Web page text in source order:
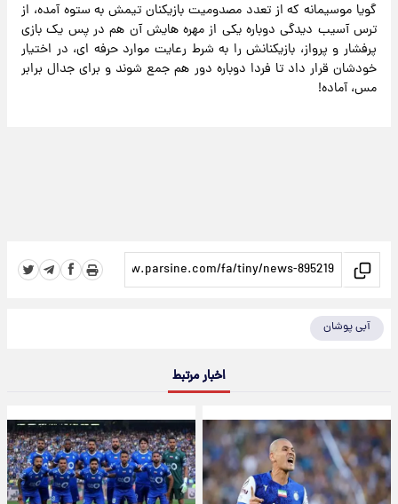
گویا موسیمانه که از تعدد مصدومیت بازیکنان تیمش به ستوه آمده، از
ترس آسیب دیدگی دوباره یکی از مهره هایش آن هم در پس یک بازی
پرفشار و پرواز، بازیکنانش را به شرط رعایت موارد حرفه ای، در اختیار
خودشان قرار داد تا فردا دوباره دور هم جمع شوند و برای جدال برابر
مس، آماده!
آبی پوشان
اخبار مرتبط